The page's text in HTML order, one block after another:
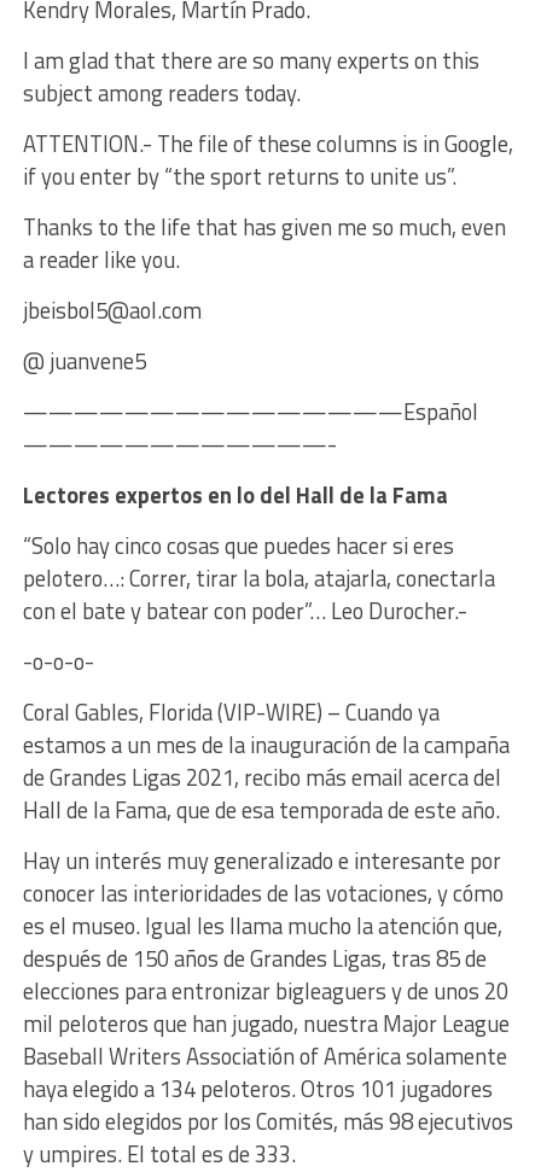
Kendry Morales, Martín Prado.
I am glad that there are so many experts on this
subject among readers today.
ATTENTION.- The file of these columns is in Google,
if you enter by “the sport returns to unite us”.
Thanks to the life that has given me so much, even
a reader like you.
jbeisbol5@aol.com
@ juanvene5
———————————————Español
————————————-
Lectores expertos en lo del Hall de la Fama
“Solo hay cinco cosas que puedes hacer si eres
pelotero…: Correr, tirar la bola, atajarla, conectarla
con el bate y batear con poder”… Leo Durocher.-
-o-o-o-
Coral Gables, Florida (VIP-WIRE) – Cuando ya
estamos a un mes de la inauguración de la campaña
de Grandes Ligas 2021, recibo más email acerca del
Hall de la Fama, que de esa temporada de este año.
Hay un interés muy generalizado e interesante por
conocer las interioridades de las votaciones, y cómo
es el museo. Igual les llama mucho la atención que,
después de 150 años de Grandes Ligas, tras 85 de
elecciones para entronizar bigleaguers y de unos 20
mil peloteros que han jugado, nuestra Major League
Baseball Writers Associatión of América solamente
haya elegido a 134 peloteros. Otros 101 jugadores
han sido elegidos por los Comités, más 98 ejecutivos
y umpires. El total es de 333.